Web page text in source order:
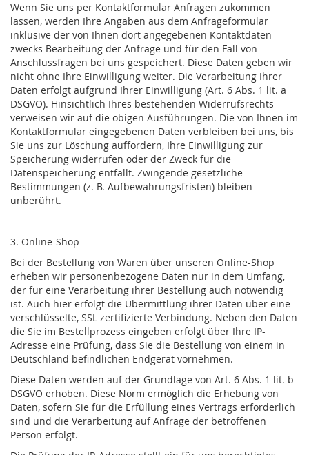
Wenn Sie uns per Kontaktformular Anfragen zukommen
lassen, werden Ihre Angaben aus dem Anfrageformular
inklusive der von Ihnen dort angegebenen Kontaktdaten
zwecks Bearbeitung der Anfrage und für den Fall von
Anschlussfragen bei uns gespeichert. Diese Daten geben wir
nicht ohne Ihre Einwilligung weiter. Die Verarbeitung Ihrer
Daten erfolgt aufgrund Ihrer Einwilligung (Art. 6 Abs. 1 lit. a
DSGVO). Hinsichtlich Ihres bestehenden Widerrufsrechts
verweisen wir auf die obigen Ausführungen. Die von Ihnen im
Kontaktformular eingegebenen Daten verbleiben bei uns, bis
Sie uns zur Löschung auffordern, Ihre Einwilligung zur
Speicherung widerrufen oder der Zweck für die
Datenspeicherung entfällt. Zwingende gesetzliche
Bestimmungen (z. B. Aufbewahrungsfristen) bleiben
unberührt.
3. Online-Shop
Bei der Bestellung von Waren über unseren Online-Shop
erheben wir personenbezogene Daten nur in dem Umfang,
der für eine Verarbeitung ihrer Bestellung auch notwendig
ist. Auch hier erfolgt die Übermittlung ihrer Daten über eine
verschlüsselte, SSL zertifizierte Verbindung. Neben den Daten
die Sie im Bestellprozess eingeben erfolgt über Ihre IP-
Adresse eine Prüfung, dass Sie die Bestellung von einem in
Deutschland befindlichen Endgerät vornehmen.
Diese Daten werden auf der Grundlage von Art. 6 Abs. 1 lit. b
DSGVO erhoben. Diese Norm ermöglich die Erhebung von
Daten, sofern Sie für die Erfüllung eines Vertrags erforderlich
sind und die Verarbeitung auf Anfrage der betroffenen
Person erfolgt.